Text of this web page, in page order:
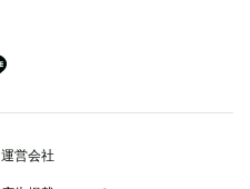
運営会社